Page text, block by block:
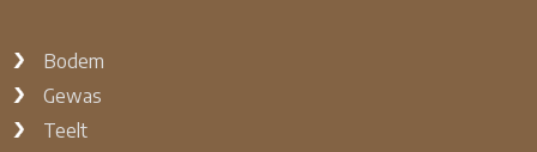
Bodem
Gewas
Teelt